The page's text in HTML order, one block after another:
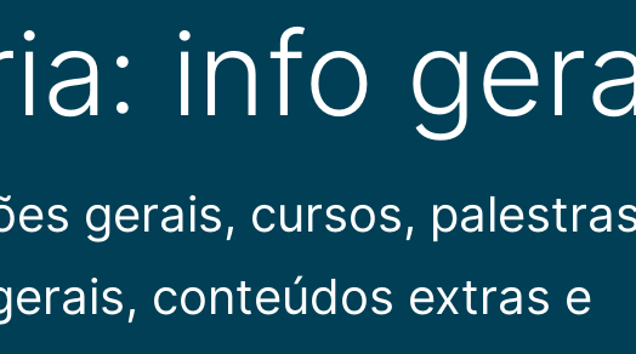
info
gerais, cursos,
conteúdos extras e